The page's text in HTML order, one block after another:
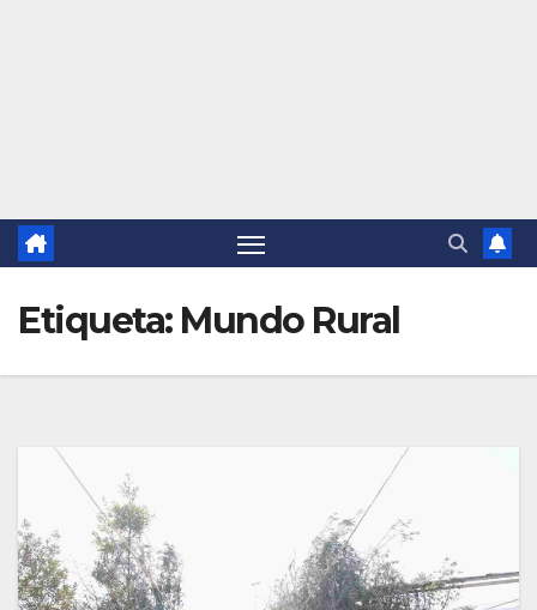
Etiqueta: Mundo Rural